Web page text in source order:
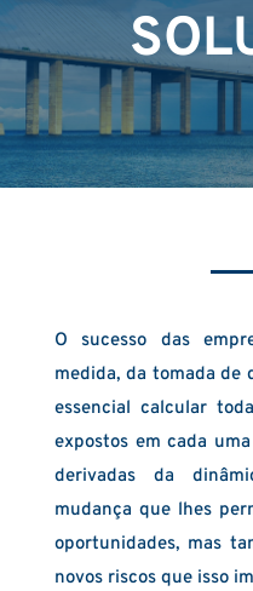
O sucesso das
medida, da tomada de
essencial calcular
expostos em cada
derivadas da
mudança que lhes
oportunidades, mas
novos riscos que isso